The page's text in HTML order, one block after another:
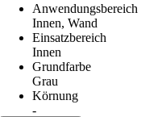
Anwendungsbereich
Innen, Wand
Einsatzbereich
Innen
Grundfarbe
Grau
Körnung
-